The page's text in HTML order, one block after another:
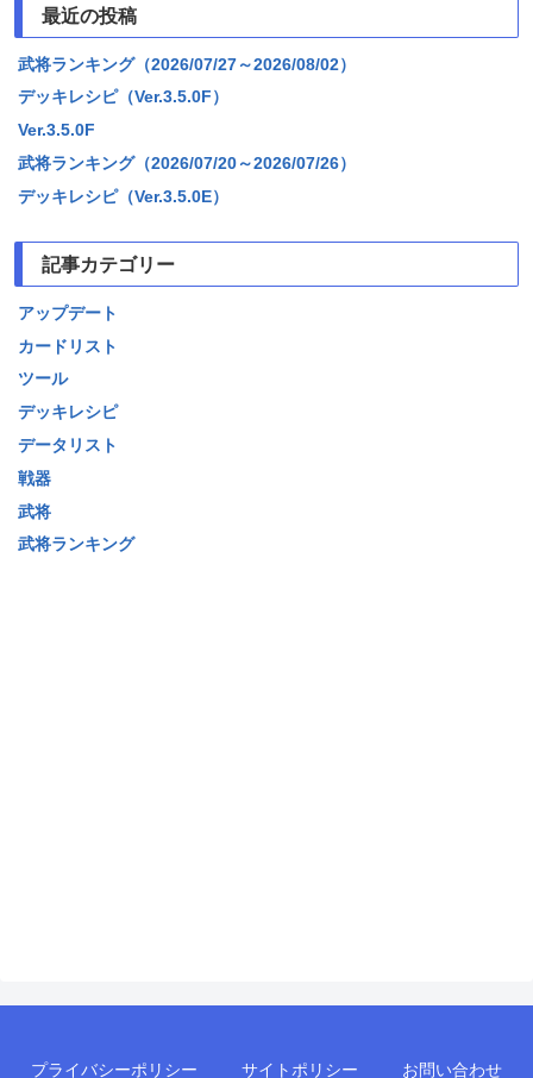
最近の投稿
武将ランキング（2026/07/27～2026/08/02）
デッキレシピ（Ver.3.5.0F）
Ver.3.5.0F
武将ランキング（2026/07/20～2026/07/26）
デッキレシピ（Ver.3.5.0E）
記事カテゴリー
アップデート
カードリスト
ツール
デッキレシピ
データリスト
戦器
武将
武将ランキング
プライバシーポリシー サイトポリシー お問い合わせ